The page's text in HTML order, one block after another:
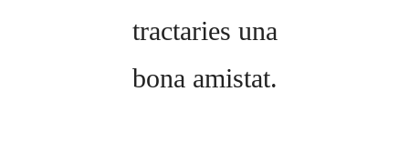
tractaries una
bona amistat.